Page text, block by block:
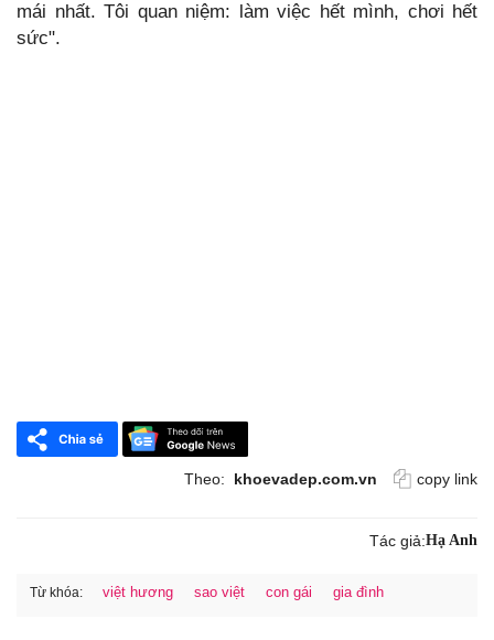
mái nhất. Tôi quan niệm: làm việc hết mình, chơi hết
sức".
Theo: khoevadep.com.vn copy link
Tác giả:Hạ Anh
Từ khóa: việt hương sao việt con gái gia đình